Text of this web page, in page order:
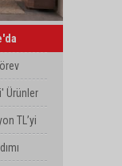
Ürünler
TL’yi